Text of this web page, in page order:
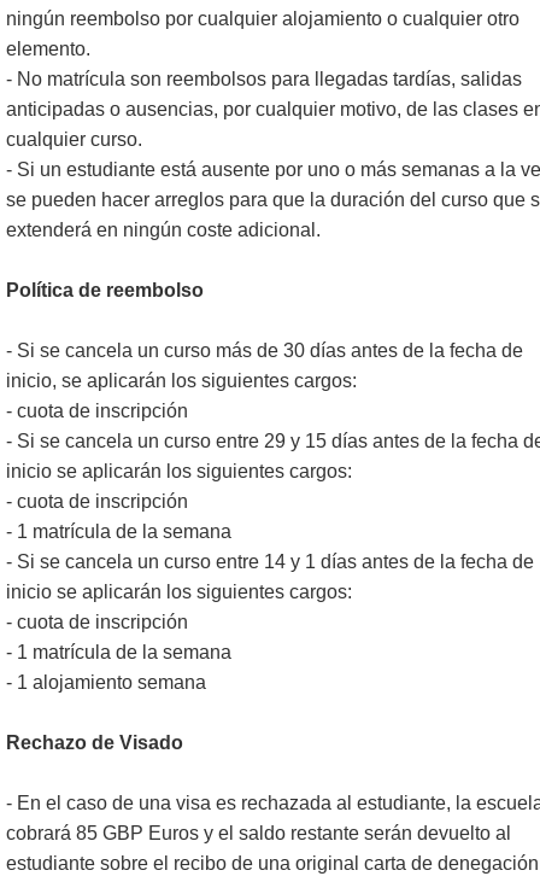
ningún reembolso por cualquier alojamiento o cualquier otro
elemento.
- No matrícula son reembolsos para llegadas tardías, salidas
anticipadas o ausencias, por cualquier motivo, de las clases
cualquier curso.
- Si un estudiante está ausente por uno o más semanas a la
se pueden hacer arreglos para que la duración del curso que
extenderá en ningún coste adicional.
Política de reembolso
- Si se cancela un curso más de 30 días antes de la fecha de
inicio, se aplicarán los siguientes cargos:
- cuota de inscripción
- Si se cancela un curso entre 29 y 15 días antes de la fecha
inicio se aplicarán los siguientes cargos:
- cuota de inscripción
- 1 matrícula de la semana
- Si se cancela un curso entre 14 y 1 días antes de la fecha de
inicio se aplicarán los siguientes cargos:
- cuota de inscripción
- 1 matrícula de la semana
- 1 alojamiento semana
Rechazo de Visado
- En el caso de una visa es rechazada al estudiante, la
cobrará 85 GBP Euros y el saldo restante serán devuelto al
estudiante sobre el recibo de una original carta de